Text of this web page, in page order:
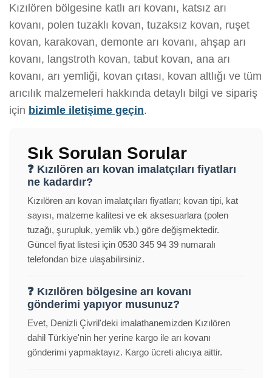
Kızılören bölgesine katlı arı kovanı, katsız arı
kovanı, polen tuzaklı kovan, tuzaksız kovan, ruşet
kovan, karakovan, demonte arı kovanı, ahşap arı
kovanı, langstroth kovan, tabut kovan, ana arı
kovanı, arı yemliği, kovan çıtası, kovan altlığı ve tüm
arıcılık malzemeleri hakkında detaylı bilgi ve sipariş
için bizimle iletişime geçin.
Sık Sorulan Sorular
❓ Kızılören arı kovan imalatçıları fiyatları
ne kadardır?
Kızılören arı kovan imalatçıları fiyatları; kovan tipi, kat
sayısı, malzeme kalitesi ve ek aksesuarlara (polen
tuzağı, şurupluk, yemlik vb.) göre değişmektedir.
Güncel fiyat listesi için 0530 345 94 39 numaralı
telefondan bize ulaşabilirsiniz.
❓ Kızılören bölgesine arı kovanı
gönderimi yapıyor musunuz?
Evet, Denizli Çivril'deki imalathanemizden Kızılören
dahil Türkiye'nin her yerine kargo ile arı kovanı
gönderimi yapmaktayız. Kargo ücreti alıcıya aittir.